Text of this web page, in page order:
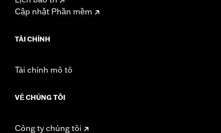
Cập nhật Phần mềm
TÀI CHÍNH
Tài chính mô tô
VỀ CHÚNG TÔI
Công ty chúng tôi